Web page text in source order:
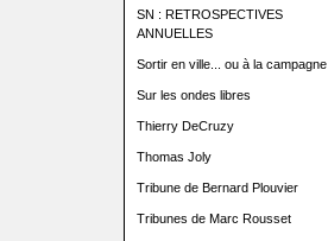
SN : RETROSPECTIVES
ANNUELLES
Sortir en ville... ou à la campagne
Sur les ondes libres
Thierry DeCruzy
Thomas Joly
Tribune de Bernard Plouvier
Tribunes de Marc Rousset